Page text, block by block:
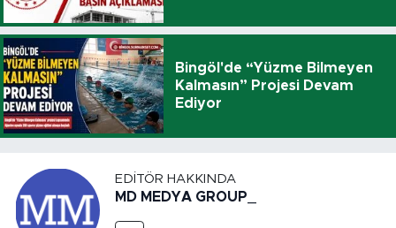
Bingöl'de “Yüzme Bilmeyen
Kalmasın” Projesi Devam
Ediyor
EDITÖR HAKKINDA
MD MEDYA GROUP_